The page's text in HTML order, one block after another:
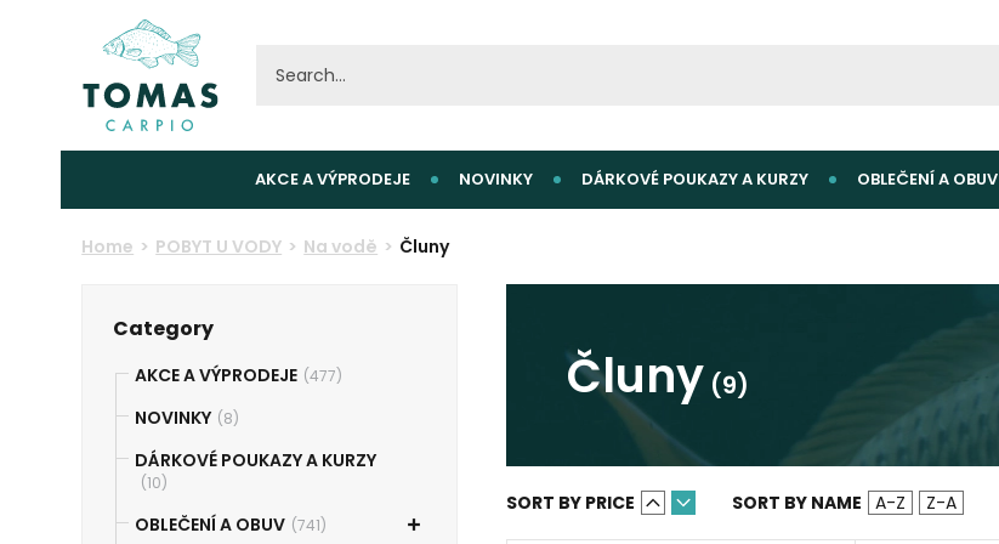
AKCE A VÝPRODEJE NOVINKY DÁRKOVÉ POUKAZY A KURZY OBLEČENÍ A OBUV
Home POBYT U VODY Na vodě Čluny
Category
AKCE A VÝPRODEJE (477)
NOVINKY (8)
DÁRKOVÉ POUKAZY A KURZY
(10)
OBLEČENÍ A OBUV (741)
Čluny (9)
SORT BY PRICE SORT BY NAME A-Z Z-A